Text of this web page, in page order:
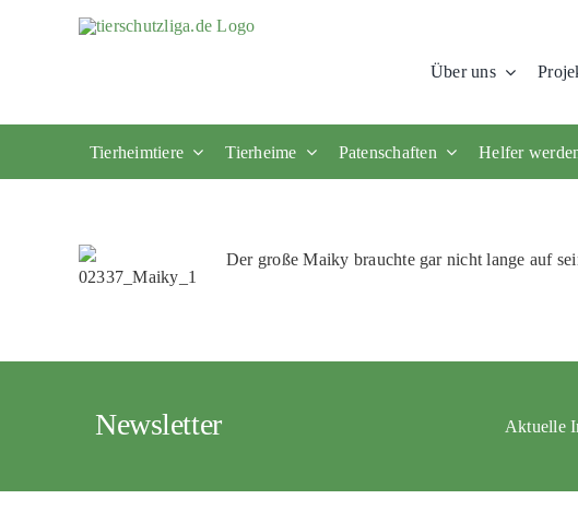
Über uns
Tierheimtiere Tierheime Patenschaften Helfer
Der große Maiky brauchte gar nicht lange auf
Newsletter Aktuelle